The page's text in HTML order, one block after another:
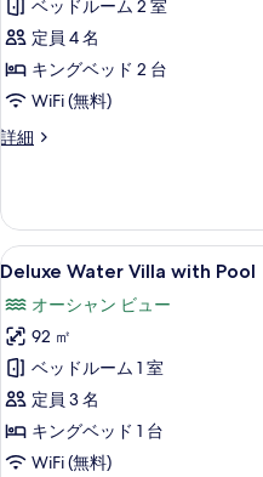
表
示
す
る
す
べ
て
の
写
表
示
す
る
ベッドルーム 2 室
定員 4 名
キングベッド 2 台
WiFi (無料)
詳細
RAAYA
細
Deluxe
Water
Villa
with
Pool
の
す
べ
12
Deluxe Water Villa with Pool
オーシャン ビュー
92 ㎡
ベッドルーム 1 室
定員 3 名
キングベッド 1 台
WiFi (無料)